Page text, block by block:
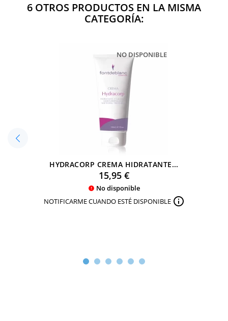
6 OTROS PRODUCTOS EN LA MISMA
CATEGORÍA:
HYDRACORP CREMA HIDRATANTE...
Precio
15,95 €
 No disponible
NOTIFICARME CUANDO ESTÉ DISPONIBLE 
NO DISPONIBLE